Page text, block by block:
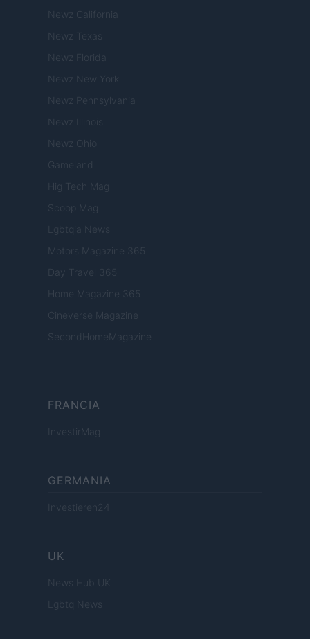
Newz California
Newz Texas
Newz Florida
Newz New York
Newz Pennsylvania
Newz Illinois
Newz Ohio
Gameland
Hig Tech Mag
Scoop Mag
Lgbtqia News
Motors Magazine 365
Day Travel 365
Home Magazine 365
Cineverse Magazine
SecondHomeMagazine
FRANCIA
InvestirMag
GERMANIA
Investieren24
UK
News Hub UK
Lgbtq News